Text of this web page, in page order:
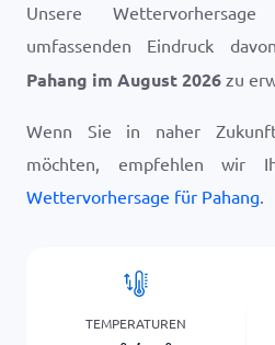
Unsere
umfassenden Eindruck
Pahang im August 2026 zu
Wenn Sie in naher
möchten, empfehlen wir
Wettervorhersage für Pahang.
TEMPERATUREN